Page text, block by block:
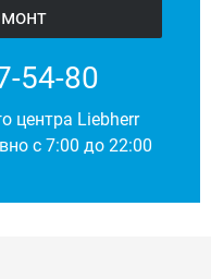
54-80
центра Liebherr
с 7:00 до 22:00